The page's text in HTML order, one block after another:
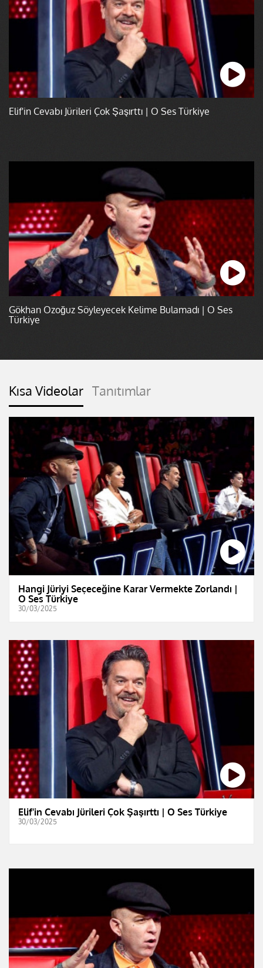
Elif'in Cevabı Jürileri Çok Şaşırttı | O Ses Türkiye
Gökhan Özoğuz Söyleyecek Kelime Bulamadı | O Ses
Türkiye
Kısa Videolar Tanıtımlar
Hangi Jüriyi Seçeceğine Karar Vermekte Zorlandı |
O Ses Türkiye
30/03/2025
Elif'in Cevabı Jürileri Çok Şaşırttı | O Ses Türkiye
30/03/2025